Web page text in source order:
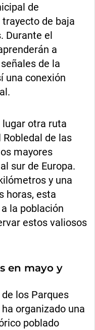
de
de baja
Durante el
a
de la
una conexión
lugar otra ruta
de las
mayores
sur de Europa.
y una
horas, esta
la población
estos valiosos
en mayo y
los Parques
organizado una
poblado